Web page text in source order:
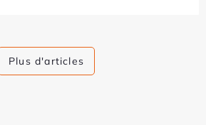
Plus d'articles